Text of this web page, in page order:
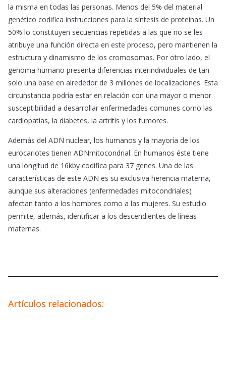
la misma en todas las personas. Menos del 5% del material
genético codifica instrucciones para la síntesis de proteínas. Un
50% lo constituyen secuencias repetidas a las que no se les
atribuye una función directa en este proceso, pero mantienen la
estructura y dinamismo de los cromosomas. Por otro lado, el
genoma humano presenta diferencias interindividuales de tan
solo una base en alrededor de 3 millones de localizaciones. Esta
circunstancia podría estar en relación con una mayor o menor
susceptibilidad a desarrollar enfermedades comunes como las
cardiopatías, la diabetes, la artritis y los tumores.
Además del ADN nuclear, los humanos y la mayoría de los
eurocariotes tienen ADNmitocondrial. En humanos éste tiene
una longitud de 16kby codifica para 37 genes. Una de las
características de este ADN es su exclusiva herencia materna,
aunque sus alteraciones (enfermedades mitocondriales)
afectan tanto a los hombres como a las mujeres. Su estudio
permite, además, identificar a los descendientes de líneas
maternas.
Artículos relacionados: